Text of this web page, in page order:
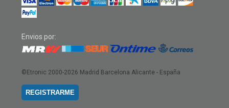
Envios por:
©Etronic 2000-2026 Madrid Barcelona Alicante - España
REGISTRARME